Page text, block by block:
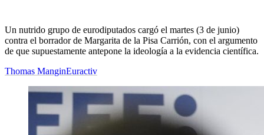
Un nutrido grupo de eurodiputados cargó el martes (3 de junio)
contra el borrador de Margarita de la Pisa Carrión, con el argumento
de que supuestamente antepone la ideología a la evidencia científica.
Thomas ManginEuractiv